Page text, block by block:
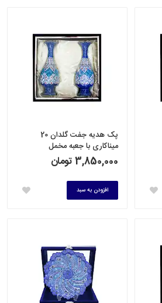
پک هدیه جفت گلدان 20
میناکاری با جعبه مخمل
3,850,000 تومان
افزودن به سبد